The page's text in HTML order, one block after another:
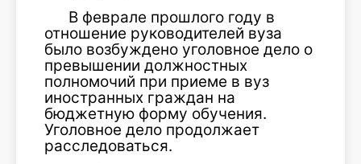
В феврале прошлого году в
отношение руководителей вуза
было возбуждено уголовное дело о
превышении должностных
полномочий при приеме в вуз
иностранных граждан на
бюджетную форму обучения.
Уголовное дело продолжает
расследоваться.